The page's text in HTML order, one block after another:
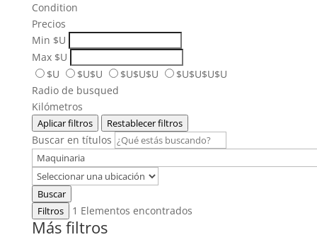
Condition
Precios
Min $U
Max $U
$U
$U$U $U$U$U
$U$U$U$U
Radio de busqued
Kilómetros
Aplicar filtros Restablecer filtros
Buscar en títulos
Buscar
Filtros
1 Elementos encontrados
Más filtros